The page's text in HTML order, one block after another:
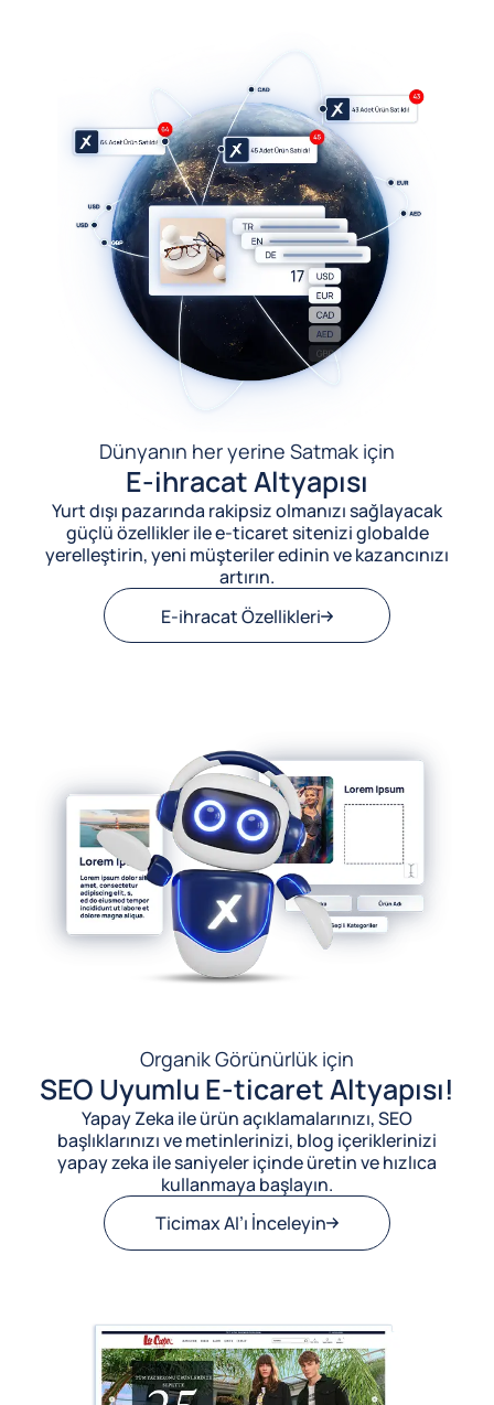
Dünyanın her yerine Satmak için
E-ihracat Altyapısı
Yurt dışı pazarında rakipsiz olmanızı sağlayacak
güçlü özellikler ile e-ticaret sitenizi globalde
yerelleştirin, yeni müşteriler edinin ve kazancınızı
artırın.
E-ihracat Özellikleri
Organik Görünürlük için
SEO Uyumlu E-ticaret Altyapısı!
Yapay Zeka ile ürün açıklamalarınızı, SEO
başlıklarınızı ve metinlerinizi, blog içeriklerinizi
yapay zeka ile saniyeler içinde üretin ve hızlıca
kullanmaya başlayın.
Ticimax AI’ı İnceleyin